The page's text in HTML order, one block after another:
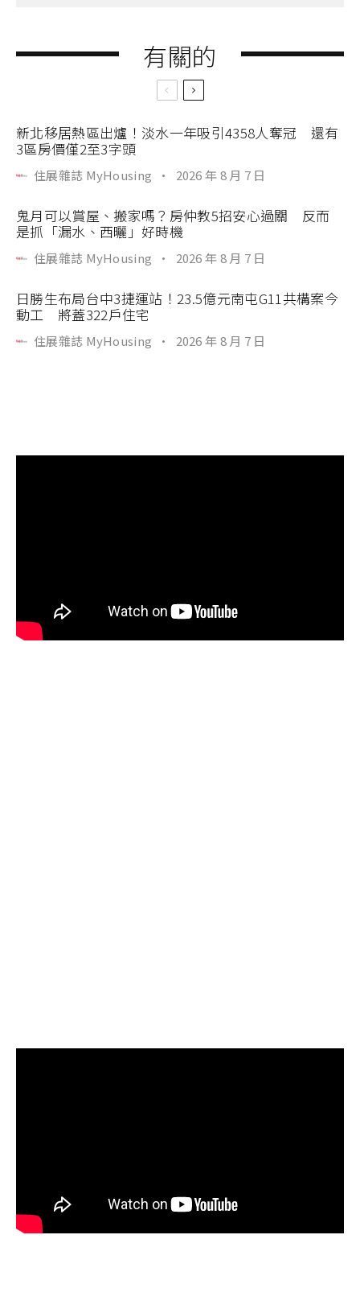
有關的
新北移居熱區出爐！淡水一年吸引4358人奪冠 還有
3區房價僅2至3字頭
住展雜誌 MyHousing · 2026 年 8 月 7 日
鬼月可以賞屋、搬家嗎？房仲教5招安心過關 反而
是抓「漏水、西曬」好時機
住展雜誌 MyHousing · 2026 年 8 月 7 日
日勝生布局台中3捷運站！23.5億元南屯G11共構案今
動工 將蓋322戶住宅
住展雜誌 MyHousing · 2026 年 8 月 7 日